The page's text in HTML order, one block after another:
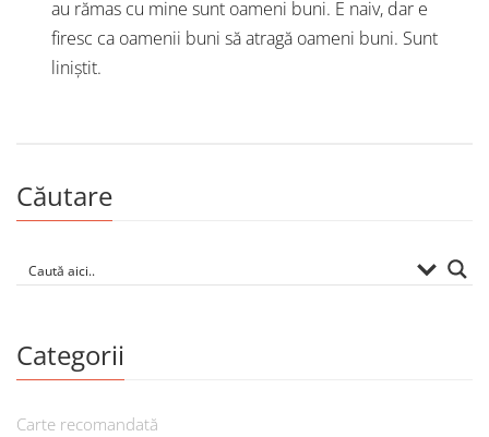
au rămas cu mine sunt oameni buni. E naiv, dar e
firesc ca oamenii buni să atragă oameni buni. Sunt
liniștit.
Căutare
Categorii
Carte recomandată